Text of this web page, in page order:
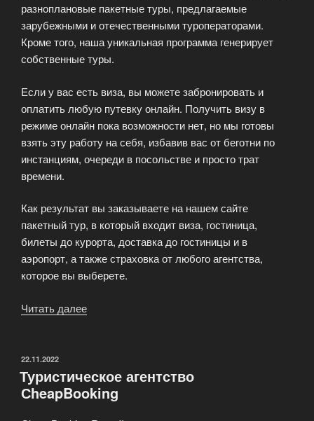
разноплановые пакетные туры, предлагаемые
зарубежными и отечественными туроператорами.
Кроме того, наша уникальная программа генерирует
собственные туры.
Если у вас есть виза, вы можете забронировать и
оплатить любую путевку онлайн. Получить визу в
режиме онлайн пока возможности нет, но мы готовы
взять эту работу на себя, избавив вас от беготни по
инстанциям, очереди в посольстве и просто трат
времени.
Как результат вы заказываете на нашем сайте
пакетный тур, в который входит виза, гостиница,
билеты до курорта, доставка до гостиницы и в
аэропорт, а также страховка от любого агентства,
которое вы выберете.
Читать далее
ОПУБЛИКОВАНО
22.11.2022
Туристическое агентство
СheapBooking